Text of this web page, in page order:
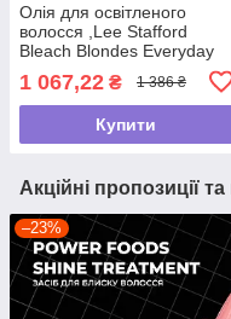
Олія для освітленого
волосся ,Lee Stafford
Bleach Blondes Everyday
Care Golden Girl Oil ,50мл
1 067,22 ₴ 1 386 ₴
Купити
Акційні пропозиції
–23%